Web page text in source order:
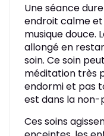
Une séance
endroit calme
musique douce.
allongé en
soin. Ce soin
méditation très
endormi et pas
est dans la non-
Ces soins